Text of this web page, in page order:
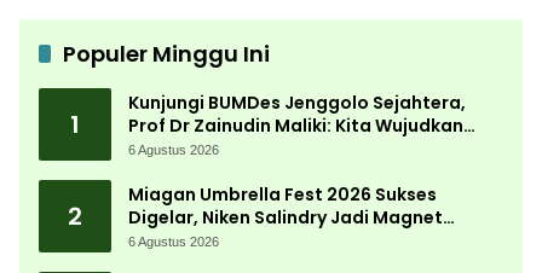
Populer Minggu Ini
1
Kunjungi BUMDes Jenggolo Sejahtera,
Prof Dr Zainudin Maliki: Kita Wujudkan
Kemandirian Ekonomi dengan Potensi
6 Agustus 2026
2
Miagan Umbrella Fest 2026 Sukses
Digelar, Niken Salindry Jadi Magnet
Ribuan Pengunjung
6 Agustus 2026